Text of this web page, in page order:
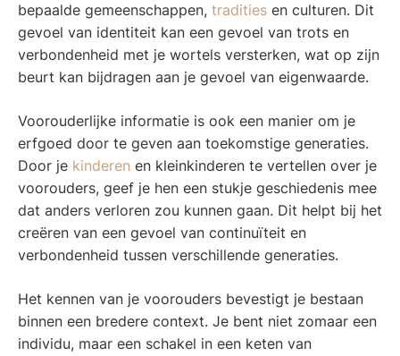
bepaalde gemeenschappen, tradities en culturen. Dit
gevoel van identiteit kan een gevoel van trots en
verbondenheid met je wortels versterken, wat op zijn
beurt kan bijdragen aan je gevoel van eigenwaarde.
Voorouderlijke informatie is ook een manier om je
erfgoed door te geven aan toekomstige generaties.
Door je kinderen en kleinkinderen te vertellen over je
voorouders, geef je hen een stukje geschiedenis mee
dat anders verloren zou kunnen gaan. Dit helpt bij het
creëren van een gevoel van continuïteit en
verbondenheid tussen verschillende generaties.
Het kennen van je voorouders bevestigt je bestaan
binnen een bredere context. Je bent niet zomaar een
individu, maar een schakel in een keten van